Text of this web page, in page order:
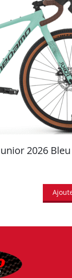
2026